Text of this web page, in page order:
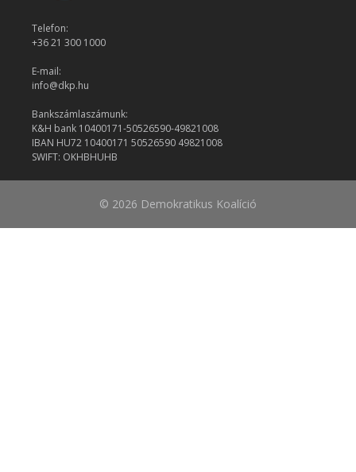
Telefon:
+36 21 300 1000
E-mail:
info@dkp.hu
Bankszámlaszámunk:
K&H bank 10400171-50526590-49821008
IBAN HU72 10400171 50526590 49821008
SWIFT: OKHBHUHB
© 2026 Demokratikus Koalíció